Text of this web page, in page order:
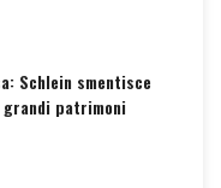
Schlein smentisce
patrimoni